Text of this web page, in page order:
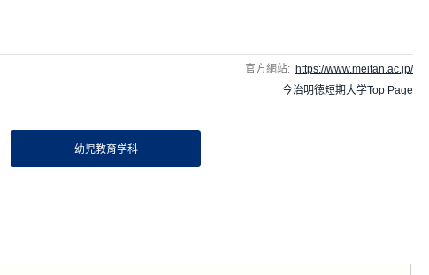
官方網站: https://www.meitan.ac.jp/
今治明徳短期大学Top Page
幼児教育学科